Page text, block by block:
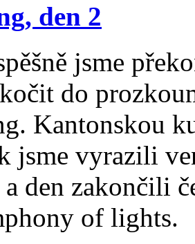
den 2
jsme
do
Kantonskou
jsme vyrazili
den zakončili
of lights.